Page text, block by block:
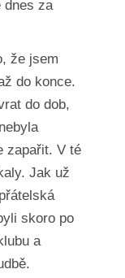
dnes za
že jsem
do konce.
do dob,
zapařit. V té
Jak už
skoro po
a